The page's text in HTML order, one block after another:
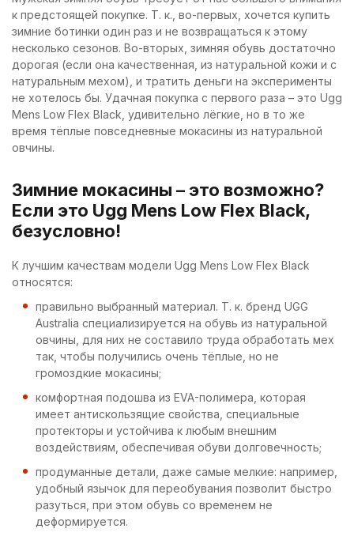
к предстоящей покупке. Т. к., во-первых, хочется купить
зимние ботинки один раз и не возвращаться к этому
несколько сезонов. Во-вторых, зимняя обувь достаточно
дорогая (если она качественная, из натуральной кожи и с
натуральным мехом), и тратить деньги на эксперименты
не хотелось бы. Удачная покупка с первого раза – это Ugg
Mens Low Flex Black, удивительно лёгкие, но в то же
время тёплые повседневные мокасины из натуральной
овчины.
Зимние мокасины – это возможно?
Если это Ugg Mens Low Flex Black,
безусловно!
К лучшим качествам модели Ugg Mens Low Flex Black
относятся:
правильно выбранный материал. Т. к. бренд UGG
Australia специализируется на обувь из натуральной
овчины, для них не составило труда обработать мех
так, чтобы получились очень тёплые, но не
громоздкие мокасины;
комфортная подошва из EVA-полимера, которая
имеет антискользящие свойства, специальные
протекторы и устойчива к любым внешним
воздействиям, обеспечивая обуви долговечность;
продуманные детали, даже самые мелкие: например,
удобный язычок для переобувания позволит быстро
разуться, при этом обувь со временем не
деформируется.